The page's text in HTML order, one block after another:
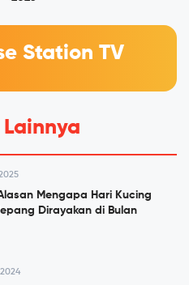
Station TV
Mengapa Hari Kucing
Dirayakan di Bulan